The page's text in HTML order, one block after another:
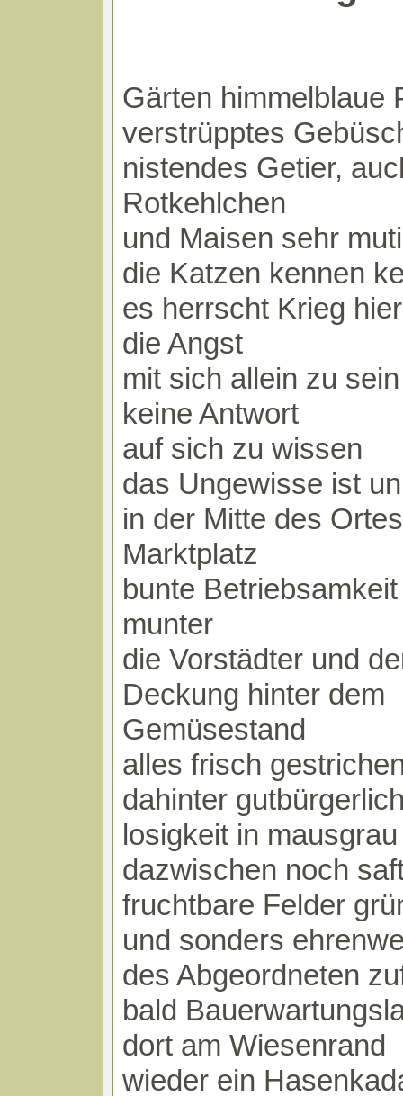
Gärten himmelblaue
verstrüpptes
nistendes Getier,
Rotkehlchen
und Maisen sehr
die Katzen kennen
es herrscht Krieg hier
die Angst
mit sich allein zu sein
keine Antwort
auf sich zu wissen
das Ungewisse ist
in der Mitte des
Marktplatz
bunte
munter
die Vorstädter und
Deckung hinter dem
Gemüsestand
alles frisch
dahinter
losigkeit in
dazwischen noch
fruchtbare Felder
und sonders
des Abgeordneten
bald
dort am Wiesenrand
wieder ein